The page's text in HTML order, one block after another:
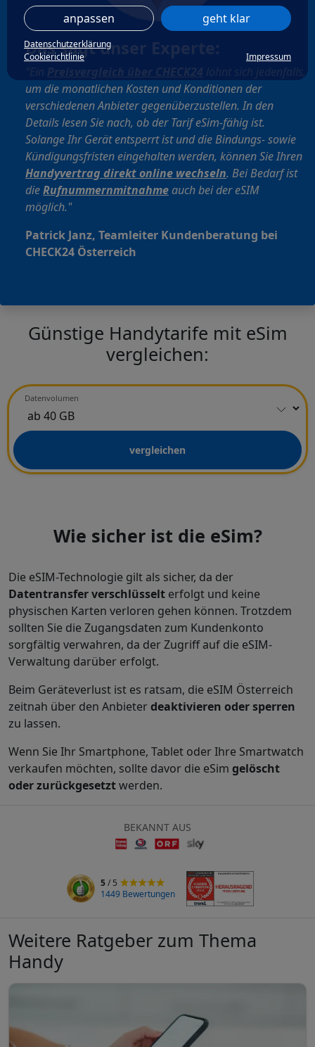
anpassen geht klar
Datenschutzerklärung
Cookierichtlinie
Impressum
Das sagt unser Experte:
"Ein Preisvergleich über CHECK24 lohnt sich jedenfalls,
um die monatlichen Kosten und Konditionen der
verschiedenen Anbieter gegenüberzustellen. In den
Details lesen Sie nach, ob der Tarif eSim-fähig ist.
Solange Ihr Gerät entsperrt ist und die Bindungs- sowie
Kündigungsfristen eingehalten werden, können Sie Ihren
Handyvertrag direkt online wechseln. Bei Bedarf ist
dieRufnummernmitnahmeauch bei der eSIM
möglich."
Patrick Janz, Teamleiter Kundenberatung bei
CHECK24 Österreich
Günstige Handytarife mit eSim
vergleichen:
Datenvolumen
vergleichen
Wie sicher ist die eSim?
Die eSIM-Technologie gilt als sicher, da der
Datentransfer verschlüsselt erfolgt und keine
physischen Karten verloren gehen können. Trotzdem
sollten Sie die Zugangsdaten zum Kundenkonto
sorgfältig verwahren, da der Zugriff auf die eSIM-
Verwaltung darüber erfolgt.
Beim Geräteverlust ist es ratsam, die eSIM Österreich
zeitnah über den Anbieterdeaktivieren oder sperren
zu lassen.
Wenn Sie Ihr Smartphone, Tablet oder Ihre Smartwatch
verkaufen möchten, sollte davor die eSim gelöscht
oder zurückgesetztwerden.
BEKANNT AUS
5/ 5
1449 Bewertungen
Weitere Ratgeber zum Thema
Handy